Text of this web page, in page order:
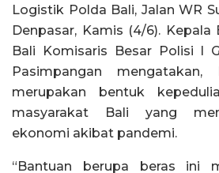
Logistik Polda Bali, Jalan WR
Denpasar, Kamis (4/6).
Bali Komisaris Besar Polisi I
Pasimpangan
merupakan bentuk
masyarakat Bali yang
ekonomi akibat pandemi.
“Bantuan berupa beras ini